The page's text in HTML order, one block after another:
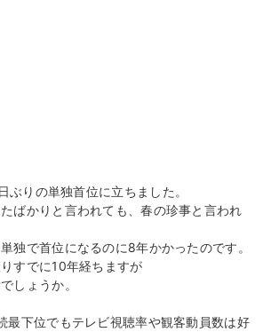
りの単独首位に立ちました。
ばかりと言われても、春の珍事と言われ
独で首位になるのに8年かかったのです。
すでに10年経ちますが
しょうか。
最下位でもテレビ視聴率や観客動員数は好